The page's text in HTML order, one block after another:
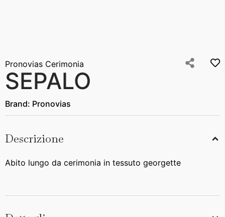
Pronovias Cerimonia
SEPALO
Brand: Pronovias
Descrizione
Abito lungo da cerimonia in tessuto georgette